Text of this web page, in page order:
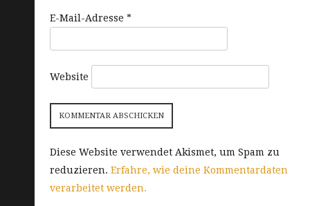
E-Mail-Adresse *
Website
Diese Website verwendet Akismet, um Spam zu
reduzieren. Erfahre, wie deine Kommentardaten
verarbeitet werden.